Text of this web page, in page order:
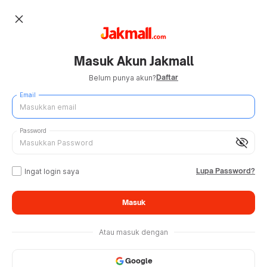
close
Masuk Akun Jakmall
Belum punya akun?Daftar
Email
visibility_off
Password
Ingat login saya Lupa Password?
Masuk
Atau masuk dengan
Google